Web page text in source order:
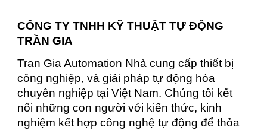
CÔNG TY TNHH KỸ THUẬT TỰ ĐỘNG
TRẦN GIA
Tran Gia Automation Nhà cung cấp thiết bị
công nghiệp, và giải pháp tự động hóa
chuyên nghiệp tại Việt Nam. Chúng tôi kết
nối những con người với kiến thức, kinh
nghiệm kết hợp công nghệ tự động để thỏa